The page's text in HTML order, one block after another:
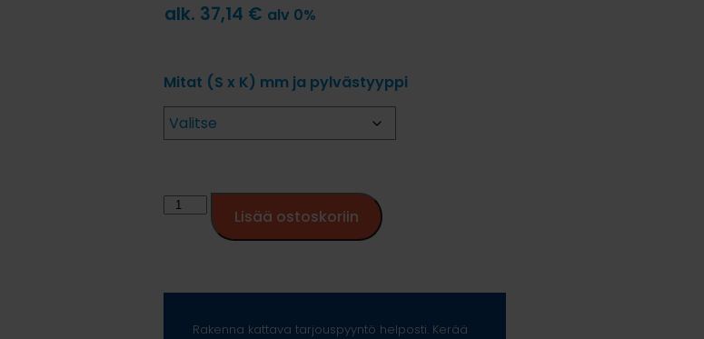
alk. 37,14 € alv 0%
Mitat (S x K) mm ja pylvästyyppi
Lisää ostoskoriin
Rakenna kattava tarjouspyyntö helposti. Kerää